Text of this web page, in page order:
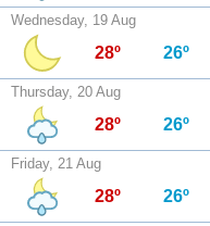
Wednesday, 19 Aug
28º 26º
Thursday, 20 Aug
28º 26º
Friday, 21 Aug
28º 26º